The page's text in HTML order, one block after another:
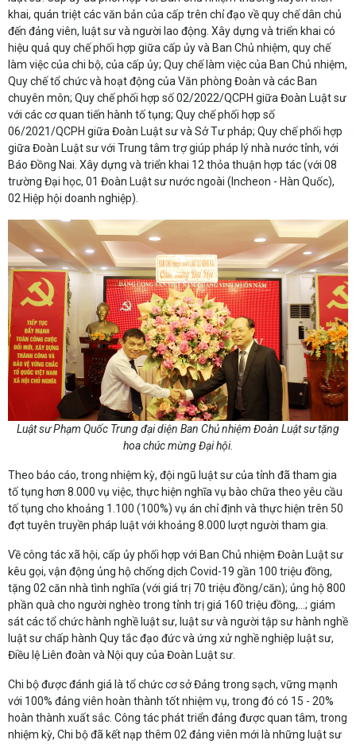
khai, quán triệt các văn bản của cấp trên chỉ đạo về quy chế dân chủ
đến đảng viên, luật sư và người lao động. Xây dựng và triển khai có
hiệu quả quy chế phối hợp giữa cấp ủy và Ban Chủ nhiệm, quy chế
làm việc của chi bộ, của cấp ủy; Quy chế làm việc của Ban Chủ nhiệm,
Quy chế tổ chức và hoạt động của Văn phòng Đoàn và các Ban
chuyên môn; Quy chế phối hợp số 02/2022/QCPH giữa Đoàn Luật sư
với các cơ quan tiến hành tố tụng; Quy chế phối hợp số
06/2021/QCPH giữa Đoàn Luật sư và Sở Tư pháp; Quy chế phối hợp
giữa Đoàn Luật sư với Trung tâm trợ giúp pháp lý nhà nước tỉnh, với
Báo Đồng Nai. Xây dựng và triển khai 12 thỏa thuận hợp tác (với 08
trường Đại học, 01 Đoàn Luật sư nước ngoài (Incheon - Hàn Quốc),
02 Hiệp hội doanh nghiệp).
Luật sư Phạm Quốc Trung đại diện Ban Chủ nhiệm Đoàn Luật sư tặng
hoa chúc mừng Đại hội.
Theo báo cáo, trong nhiệm kỳ, đội ngũ luật sư của tỉnh đã tham gia
tố tụng hơn 8.000 vụ việc, thực hiện nghĩa vụ bào chữa theo yêu cầu
tố tụng cho khoảng 1.100 (100%) vụ án chỉ định và thực hiện trên 50
đợt tuyên truyền pháp luật với khoảng 8.000 lượt người tham gia.
Về công tác xã hội, cấp ủy phối hợp với Ban Chủ nhiệm Đoàn Luật sư
kêu gọi, vận động ủng hộ chống dịch Covid-19 gần 100 triệu đồng,
tặng 02 căn nhà tình nghĩa (với giá trị 70 triệu đồng/căn); ủng hộ 800
phần quà cho người nghèo trong tỉnh trị giá 160 triệu đồng,...; giám
sát các tổ chức hành nghề luật sư, luật sư và người tập sư hành nghề
luật sư chấp hành Quy tắc đạo đức và ứng xử nghề nghiệp luật sư,
Điều lệ Liên đoàn và Nội quy của Đoàn Luật sư.
Chi bộ được đánh giá là tổ chức cơ sở Đảng trong sạch, vững mạnh
với 100% đảng viên hoàn thành tốt nhiệm vụ, trong đó có 15 - 20%
hoàn thành xuất sắc. Công tác phát triển đảng được quan tâm, trong
nhiệm kỳ, Chi bộ đã kết nạp thêm 02 đảng viên mới là những luật sư